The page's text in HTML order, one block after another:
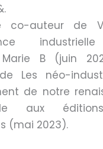
co-auteur de
B (juin
Les néo-
de notre
aux
(mai 2023).